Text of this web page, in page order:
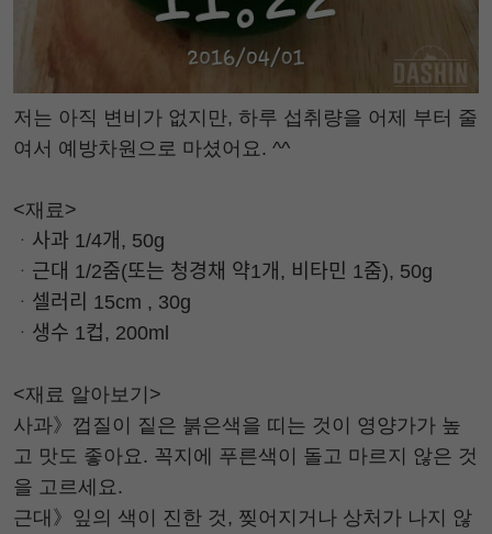
저는 아직 변비가 없지만, 하루 섭취량을 어제 부터 줄
여서 예방차원으로 마셨어요. ^^
<재료>
ᆞ사과 1/4개, 50g
ᆞ근대 1/2줌(또는 청경채 약1개, 비타민 1줌), 50g
ᆞ셀러리 15cm , 30g
ᆞ생수 1컵, 200ml
<재료 알아보기>
사과》껍질이 짙은 붉은색을 띠는 것이 영양가가 높
고 맛도 좋아요. 꼭지에 푸른색이 돌고 마르지 않은 것
을 고르세요.
근대》잎의 색이 진한 것, 찢어지거나 상처가 나지 않